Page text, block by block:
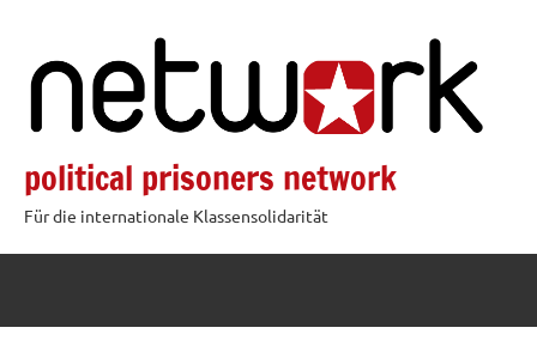
springen
political prisoners network
Für die internationale Klassensolidarität